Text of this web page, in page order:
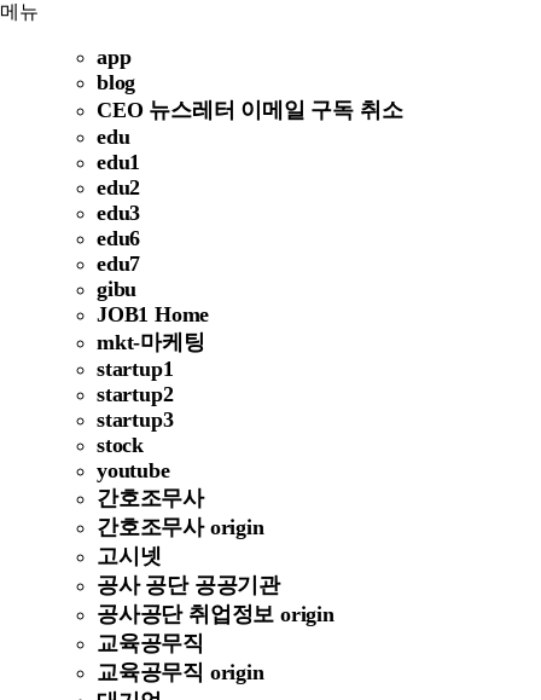
메뉴
app
blog
CEO 뉴스레터 이메일 구독 취소
edu
edu1
edu2
edu3
edu6
edu7
gibu
JOB1 Home
mkt-마케팅
startup1
startup2
startup3
stock
youtube
간호조무사
간호조무사 origin
고시넷
공사 공단 공공기관
공사공단 취업정보 origin
교육공무직
교육공무직 origin